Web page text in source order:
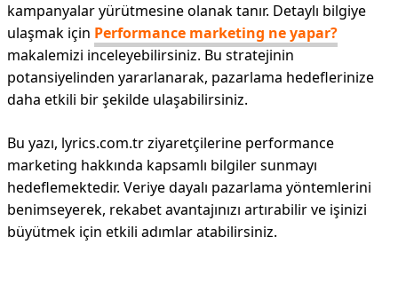
kampanyalar yürütmesine olanak tanır. Detaylı bilgiye
ulaşmak için Performance marketing ne yapar?
makalemizi inceleyebilirsiniz. Bu stratejinin
potansiyelinden yararlanarak, pazarlama hedeflerinize
daha etkili bir şekilde ulaşabilirsiniz.
Bu yazı, lyrics.com.tr ziyaretçilerine performance
marketing hakkında kapsamlı bilgiler sunmayı
hedeflemektedir. Veriye dayalı pazarlama yöntemlerini
benimseyerek, rekabet avantajınızı artırabilir ve işinizi
büyütmek için etkili adımlar atabilirsiniz.